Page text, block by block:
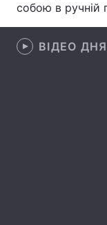
Лонгріди
Відео з Youtube
собою в ручній
ВІДЕО ДНЯ